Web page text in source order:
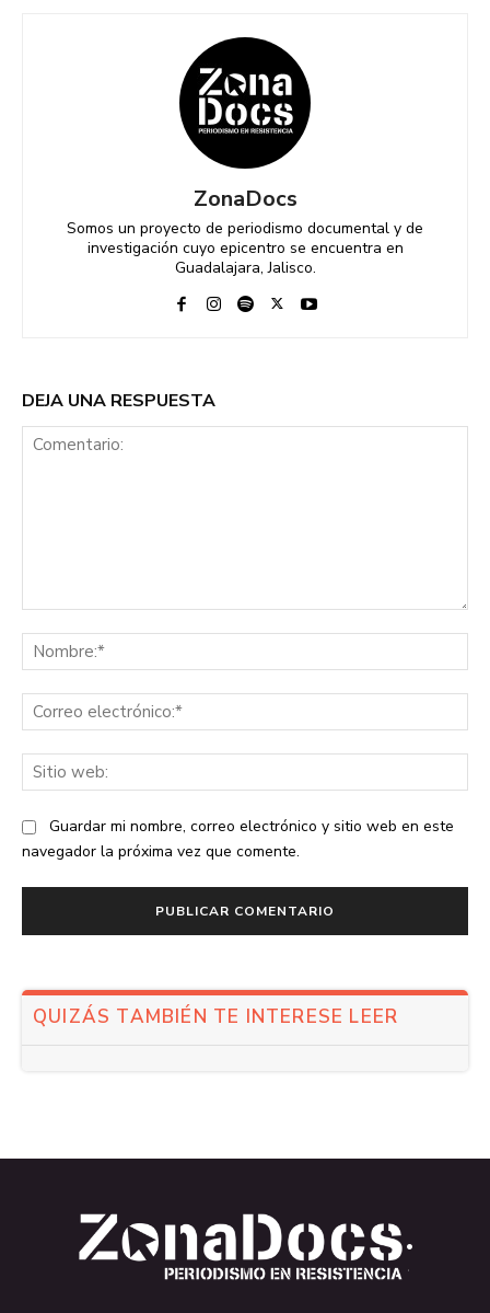
ZonaDocs
Somos un proyecto de periodismo documental y de
investigación cuyo epicentro se encuentra en
Guadalajara, Jalisco.
DEJA UNA RESPUESTA
Guardar mi nombre, correo electrónico y sitio web en este
navegador la próxima vez que comente.
QUIZÁS TAMBIÉN TE INTERESE LEER
.
.